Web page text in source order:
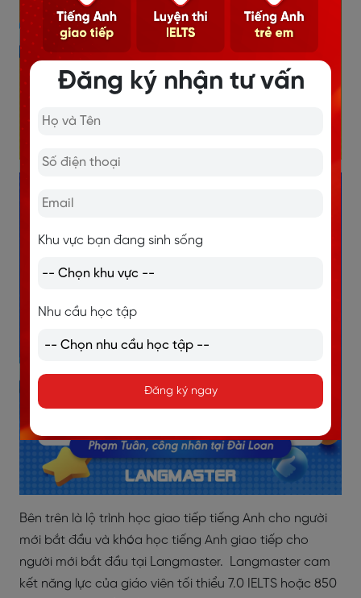
Bên trên là lộ trình học giao tiếp tiếng Anh cho người
mới bắt đầu và khóa học tiếng Anh giao tiếp cho
người mới bắt đầu tại Langmaster. Langmaster cam
kết năng lực của giáo viên tối thiểu 7.0 IELTS hoặc 850
Đăng ký nhận tư vấn
Khu vực bạn đang sinh sống
Nhu cầu học tập
Đăng ký ngay